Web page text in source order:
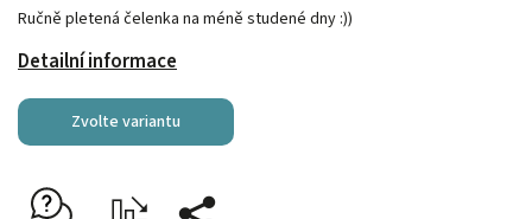
Ručně pletená čelenka na méně studené dny :))
Detailní informace
Zvolte variantu